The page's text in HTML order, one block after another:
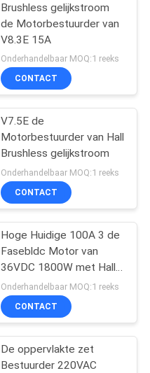
Brushless gelijkstroom
de Motorbestuurder van
V8.3E 15A
Onderhandelbaar MOQ:1 reeks
CONTACT
V7.5E de
Motorbestuurder van Hall
Brushless gelijkstroom
Onderhandelbaar MOQ:1 reeks
CONTACT
Hoge Huidige 100A 3 de
Fasebldc Motor van
36VDC 1800W met Hall
Sensors
Onderhandelbaar MOQ:1 reeks
CONTACT
De oppervlakte zet
Bestuurder 220VAC